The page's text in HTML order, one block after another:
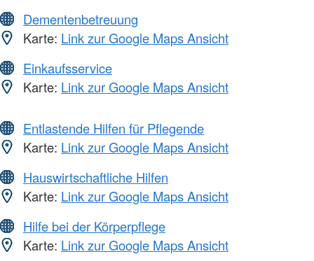
Dementenbetreuung
Karte: Link zur Google Maps Ansicht
Einkaufsservice
Karte: Link zur Google Maps Ansicht
Entlastende Hilfen für Pflegende
Karte: Link zur Google Maps Ansicht
Hauswirtschaftliche Hilfen
Karte: Link zur Google Maps Ansicht
Hilfe bei der Körperpflege
Karte: Link zur Google Maps Ansicht